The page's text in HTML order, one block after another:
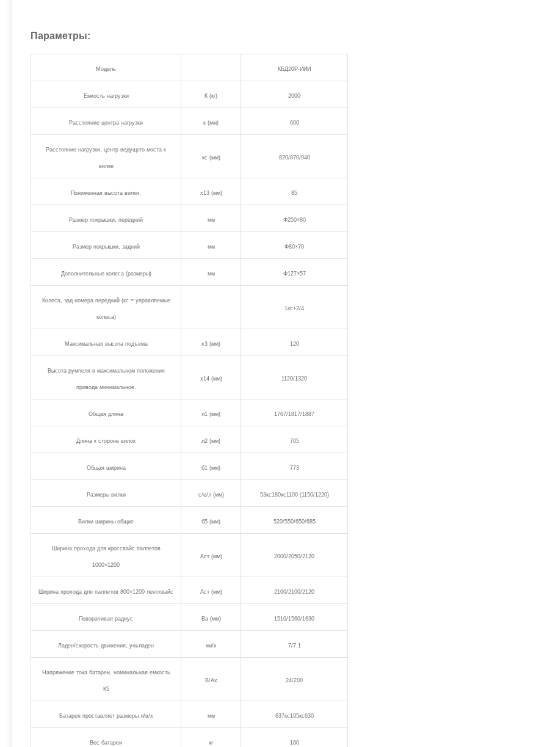
Параметры:
Модель КБД20Р-ИИИ
Емкость нагрузки К (кг) 2000
Расстояние центра нагрузки к (мм) 600
Расстояние нагрузки, центр ведущего моста к
вилке
кс (мм) 820/870/940
Пониженная высота вилки, х13 (мм) 85
Размер покрышки, передний мм Φ250×80
Размер покрышки, задний мм Φ80×70
Дополнительные колеса (размеры) мм Φ127×57
Колеса, зад номера передний (кс = управляемые
колеса)
1кс+2/4
Максимальная высота подъема х3 (мм) 120
Высота румпеля в максимальном положения
привода минимальное.
х14 (мм) 1120/1320
Общая длина л1 (мм) 1767/1817/1887
Длина к стороне вилок л2 (мм) 705
Общая ширина б1 (мм) 773
Размеры вилки с/е/л (мм) 53кс180кс1100 (1150/1220)
Вилки ширины общие б5 (мм) 520/550/650/685
Ширина прохода для кроссвайс паллетов
1000×1200
Аст (мм) 2000/2050/2120
Ширина прохода для паллетов 800×1200 лентхвайс Аст (мм) 2100/2100/2120
Поворачивая радиус Ва (мм) 1510/1560/1630
Ладен/скорость движения, уньладен км/х 7/7.1
Напряжение тока батареи, номинальная емкость
К5
В/Ах 24/200
Батарея проставляет размеры л/в/х мм 637кс195кс630
Вес батареи кг 160